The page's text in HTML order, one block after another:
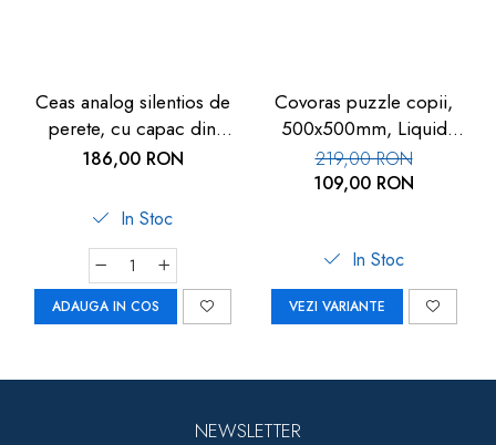
Ceas analog silentios de
perete, cu capac din
sticla, cifre mari, alb, TFA
186,00 RON
In Stoc
ADAUGA IN COS
Covoras puzzle copii,
500x500mm, Liquid
Floor
219,00 RON
109,00 RON
In Stoc
VEZI VARIANTE
NEWSLETTER